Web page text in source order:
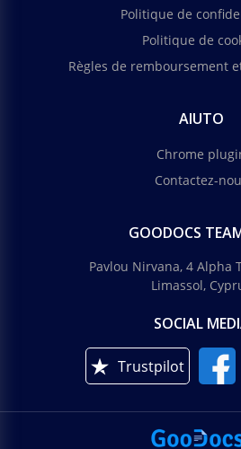
Politique de
Politique de
Règles de remboursement
AIUTO
Chrome
Contactez-
GOODOCS
Pavlou Nirvana, 4 Alpha
Limassol,
SOCIAL
Trustpilot